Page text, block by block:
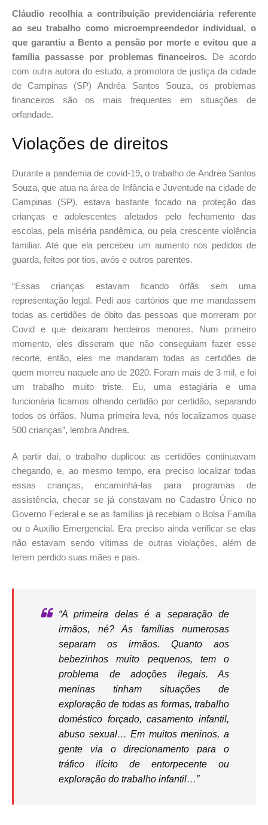
Cláudio recolhia a contribuição previdenciária referente
ao seu trabalho como microempreendedor individual, o
que garantiu a Bento a pensão por morte e evitou que a
família passasse por problemas financeiros. De acordo
com outra autora do estudo, a promotora de justiça da cidade
de Campinas (SP) Andréa Santos Souza, os problemas
financeiros são os mais frequentes em situações de
orfandade.
Violações de direitos
Durante a pandemia de covid-19, o trabalho de Andrea Santos
Souza, que atua na área de Infância e Juventude na cidade de
Campinas (SP), estava bastante focado na proteção das
crianças e adolescentes afetados pelo fechamento das
escolas, pela miséria pandêmica, ou pela crescente violência
familiar. Até que ela percebeu um aumento nos pedidos de
guarda, feitos por tios, avós e outros parentes.
“Essas crianças estavam ficando órfãs sem uma
representação legal. Pedi aos cartórios que me mandassem
todas as certidões de óbito das pessoas que morreram por
Covid e que deixaram herdeiros menores. Num primeiro
momento, eles disseram que não conseguiam fazer esse
recorte, então, eles me mandaram todas as certidões de
quem morreu naquele ano de 2020. Foram mais de 3 mil, e foi
um trabalho muito triste. Eu, uma estagiária e uma
funcionária ficamos olhando certidão por certidão, separando
todos os órfãos. Numa primeira leva, nós localizamos quase
500 crianças”, lembra Andrea.
A partir daí, o trabalho duplicou: as certidões continuavam
chegando, e, ao mesmo tempo, era preciso localizar todas
essas crianças, encaminhá-las para programas de
assistência, checar se já constavam no Cadastro Único no
Governo Federal e se as famílias já recebiam o Bolsa Família
ou o Auxílio Emergencial. Era preciso ainda verificar se elas
não estavam sendo vítimas de outras violações, além de
terem perdido suas mães e pais.
“A primeira delas é a separação de
irmãos, né? As famílias numerosas
separam os irmãos. Quanto aos
bebezinhos muito pequenos, tem o
problema de adoções ilegais. As
meninas tinham situações de
exploração de todas as formas, trabalho
doméstico forçado, casamento infantil,
abuso sexual… Em muitos meninos, a
gente via o direcionamento para o
tráfico ilícito de entorpecente ou
exploração do trabalho infantil…”